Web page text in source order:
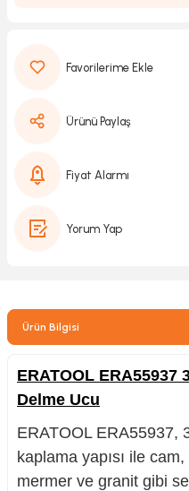
ve Bisiklet
Ürünü Paylaş
Fiyat Alarmı
Yorum Yap
Ürün Bilgisi
ERATOOL ERA55937
Delme Ucu
ERATOOL ERA55937,
kaplama yapısı ile
mermer ve granit gibi